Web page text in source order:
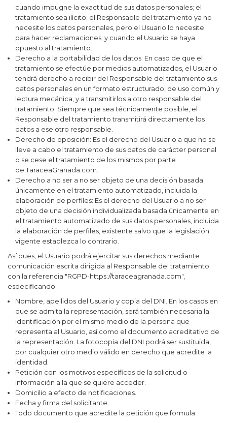
cuando impugne la exactitud de sus datos personales; el
tratamiento sea ilícito; el Responsable del tratamiento ya no
necesite los datos personales, pero el Usuario lo necesite
para hacer reclamaciones; y cuando el Usuario se haya
opuesto al tratamiento.
Derecho a la portabilidad de los datos: En caso de que el
tratamiento se efectúe por medios automatizados, el Usuario
tendrá derecho a recibir del Responsable del tratamiento sus
datos personales en un formato estructurado, de uso común y
lectura mecánica, y a transmitirlos a otro responsable del
tratamiento. Siempre que sea técnicamente posible, el
Responsable del tratamiento transmitirá directamente los
datos a ese otro responsable.
Derecho de oposición: Es el derecho del Usuario a que no se
lleve a cabo el tratamiento de sus datos de carácter personal
o se cese el tratamiento de los mismos por parte
deTaraceaGranada.com
Derecho a no ser a no ser objeto de una decisión basada
únicamente en el tratamiento automatizado, incluida la
elaboración de perfiles: Es el derecho del Usuario a no ser
objeto de una decisión individualizada basada únicamente en
el tratamiento automatizado de sus datos personales, incluida
la elaboración de perfiles, existente salvo que la legislación
vigente establezca lo contrario.
Así pues, el Usuario podrá ejercitar sus derechos mediante
comunicación escrita dirigida al Responsable del tratamiento
con la referencia "RGPD-https://taraceagranada.com",
especificando:
Nombre, apellidos del Usuario y copia del DNI. En los casos en
que se admita la representación, será también necesaria la
identificación por el mismo medio de la persona que
representa al Usuario, así como el documento acreditativo de
la representación. La fotocopia del DNI podrá ser sustituida,
por cualquier otro medio válido en derecho que acredite la
identidad.
Petición con los motivos específicos de la solicitud o
información a la que se quiere acceder.
Domicilio a efecto de notificaciones.
Fecha y firma del solicitante.
Todo documento que acredite la petición que formula.